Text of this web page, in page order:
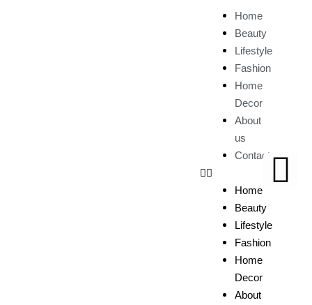
Home
Beauty
Lifestyle
Fashion
Home
Decor
About
us
Contact
Home
Beauty
Lifestyle
Fashion
Home
Decor
About